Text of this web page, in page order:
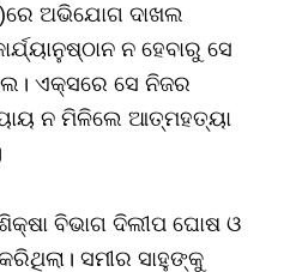
ଅଭିଯୋଗ ଦାଖଲ
ନ ହେବାରୁ ସେ
ଏକ୍ସରେ ସେ ନିଜର
ନ ମିଳିଲେ ଆତ୍ମହତ୍ୟା
ବିଭାଗ ଦିଲୀପ ଘୋଷ ଓ
ସମୀର ସାହୁଙ୍କୁ